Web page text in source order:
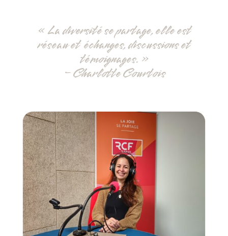
« La diversité se partage, elle est
réseau et échanges, discussions et
témoignages. »
– Charlotte Courtois